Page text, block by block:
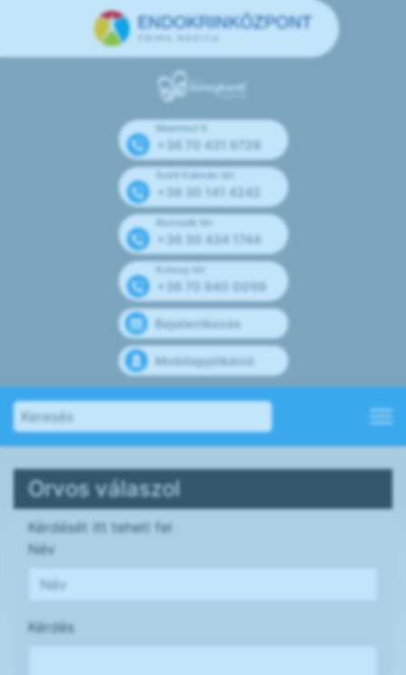
Mammut II
+36 70 431 9728
Széll Kálmán tér
+36 30 141 4242
Bosnyák tér
+36 30 434 1744
Kolosy tér
+36 70 940 0099
Bejelentkezés
Mobilapplikáció
Orvos válaszol
Kérdését itt teheti fel
Név
Kérdés